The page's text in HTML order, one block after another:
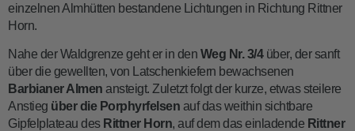
einzelnen Almhütten bestandene Lichtungen in Richtung Rittner
Horn.
Nahe der Waldgrenze geht er in den Weg Nr. 3/4über, der sanft
über die gewellten, von Latschenkiefern bewachsenen
Barbianer Almen ansteigt. Zuletzt folgt der kurze, etwas steilere
Anstieg über die Porphyrfelsen auf das weithin sichtbare
Gipfelplateau des Rittner Horn, auf dem das einladende Rittner